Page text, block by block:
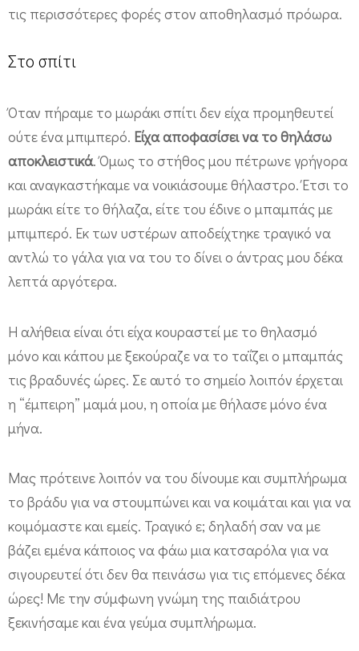
τις περισσότερες φορές στον αποθηλασμό πρόωρα.
Στο σπίτι
Όταν πήραμε το μωράκι σπίτι δεν είχα προμηθευτεί
ούτε ένα μπιμπερό. Είχα αποφασίσει να το θηλάσω
αποκλειστικά. Όμως το στήθος μου πέτρωνε γρήγορα
και αναγκαστήκαμε να νοικιάσουμε θήλαστρο. Έτσι το
μωράκι είτε το θήλαζα, είτε του έδινε ο μπαμπάς με
μπιμπερό. Εκ των υστέρων αποδείχτηκε τραγικό να
αντλώ το γάλα για να του το δίνει ο άντρας μου δέκα
λεπτά αργότερα.
Η αλήθεια είναι ότι είχα κουραστεί με το θηλασμό
μόνο και κάπου με ξεκούραζε να το ταΐζει ο μπαμπάς
τις βραδυνές ώρες. Σε αυτό το σημείο λοιπόν έρχεται
η “έμπειρη” μαμά μου, η οποία με θήλασε μόνο ένα
μήνα.
Μας πρότεινε λοιπόν να του δίνουμε και συμπλήρωμα
το βράδυ για να στουμπώνει και να κοιμάται και για να
κοιμόμαστε και εμείς. Τραγικό ε; δηλαδή σαν να με
βάζει εμένα κάποιος να φάω μια κατσαρόλα για να
σιγουρευτεί ότι δεν θα πεινάσω για τις επόμενες δέκα
ώρες! Με την σύμφωνη γνώμη της παιδιάτρου
ξεκινήσαμε και ένα γεύμα συμπλήρωμα.